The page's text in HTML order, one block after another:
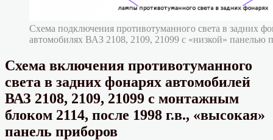
Схема подключения противотуманного света в задних
автомобилях ВАЗ 2108, 2109, 21099 с «низкой» панелью
Схема включения противотуманного
света в задних фонарях автомобилей
ВАЗ 2108, 2109, 21099 с монтажным
блоком 2114, после 1998 г.в., «высокая»
панель приборов